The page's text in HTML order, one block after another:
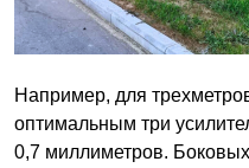
Например, для
оптимальным три
0,7 миллиметров.